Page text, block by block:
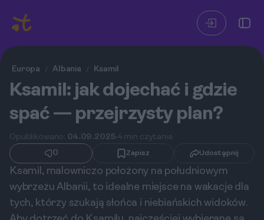
Europa / Albania / Ksamil
Ksamil: jak dojechać i gdzie
spać — przejrzysty plan?
Opublikowano: 04.09.2025 4 min czytania
0
Zapisz Udostępnij
Ksamil, malowniczo położony na południowym
wybrzeżu Albanii, to idealne miejsce na wakacje dla
tych, którzy szukają słońca i niebiańskich widoków.